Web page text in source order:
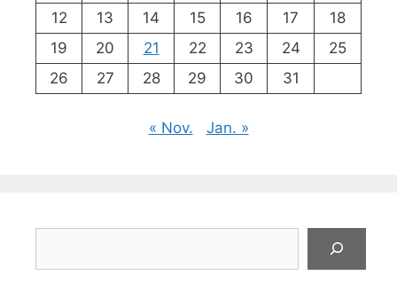
12
13 14 15 16 17
18
19
20 21 22 23 24
25
26
27 28 29 30 31
« Nov. Jan. »